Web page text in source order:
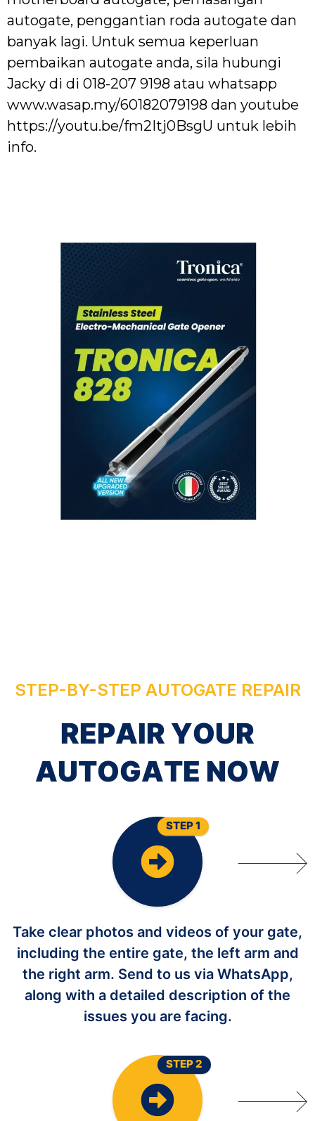
autogate, penggantian roda autogate dan
banyak lagi. Untuk semua keperluan
pembaikan autogate anda, sila hubungi
Jacky di di 018-207 9198 atau whatsapp
www.wasap.my/60182079198 dan youtube
https://youtu.be/fm2Itj0BsgU untuk lebih
info.
STEP-BY-STEP AUTOGATE REPAIR
REPAIR YOUR
AUTOGATE NOW
Take clear photos and videos of your gate,
including the entire gate, the left arm and
the right arm. Send to us via WhatsApp,
along with a detailed description of the
issues you are facing.
STEP 1
STEP 2